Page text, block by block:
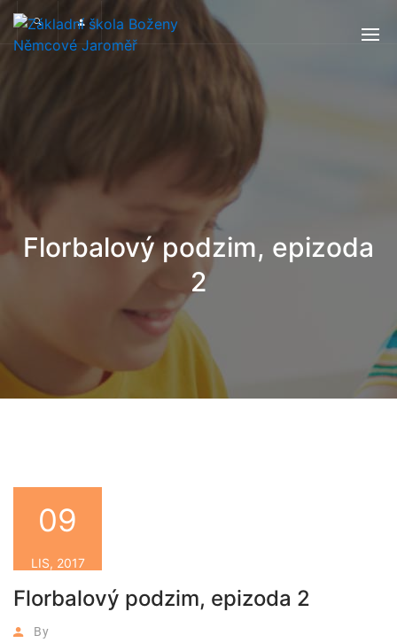
Florbalový podzim, epizoda
2
Florbalový podzim, epizoda 2
By
09
LIS, 2017